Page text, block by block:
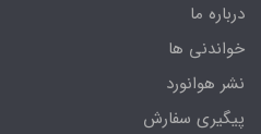
درباره ما
خواندنی ها
نشر هوانورد
پیگیری سفارش